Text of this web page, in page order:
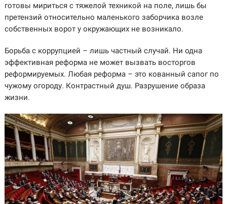
готовы мириться с тяжелой техникой на поле, лишь бы
претензий относительно маленького заборчика возле
собственных ворот у окружающих не возникало.
Борьба с коррупцией – лишь частный случай. Ни одна
эффективная реформа не может вызвать восторгов
реформируемых. Любая реформа – это кованный сапог по
чужому огороду. Контрастный душ. Разрушение образа
жизни.